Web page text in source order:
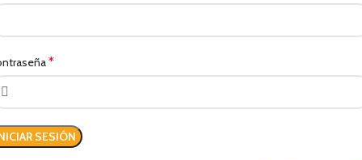
*
SESIÓN